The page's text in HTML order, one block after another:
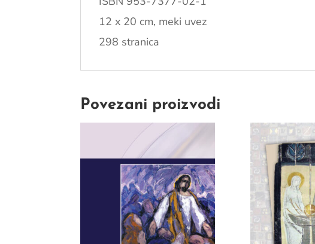
12 x 20 cm, meki uvez
298 stranica
Povezani proizvodi